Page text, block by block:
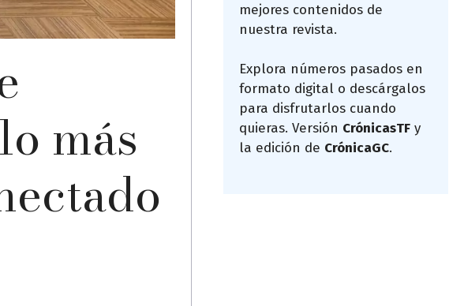
más
mejores contenidos de
nuestra revista.
Explora números pasados en
formato digital o descárgalos
para disfrutarlos cuando
quieras. Versión CrónicasTF y
la edición de CrónicaGC.